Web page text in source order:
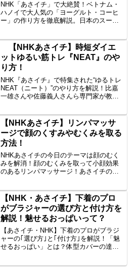
NHK「あさイチ」で大絶賛！ベトナム・
ハノイで大人気の「ヨーグルト・コーヒ
ー」の作り方を徹底解説。日本のスーパ
金比率や、レアチーズケーキ風に美味し
く楽しむ混ぜ方のコツを網羅！
【NHKあさイチ】時短ダイエ
ットゆるい筋トレ『NEAT』のや
り方！
NHK『あさイチ』で特集された“ゆるトレ
NEAT（ニート）”のやり方を解説！比嘉
一雄さんや佐藤義人さんら専門家が教え
が苦手な方でも続けやすい日常の工夫を
徹底網羅。
【NHKあさイチ】リンパマッサ
ージで顔のくすみやむくみを取る
方法！
NHKあさイチの今日のテーマは顔のむく
みを解消！顔のむくみを取って小顔効果
のあるリンパマッサージ！あさイチの
ージ”で顔のむくみを取る方法は、顔のく
すみの解消にもなるリンパマッサージで
す。
【NHK・あさイチ】下着のプロ
がブラジャーの選び方と付け方を
解説！魅せるおっぱいって？
【あさイチ・NHK】下着のプロがブラジ
ャーの｢選び方｣と｢付け方｣を解説！「魅
せるおっぱい」とは？体型カバーの達人